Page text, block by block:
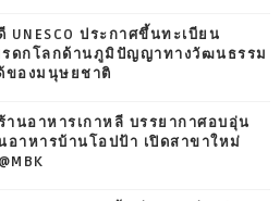
UNESCO ประกาศขึ้นทะเบียน
รดกโลกด้านภูมิปัญญาทางวัฒนธรรม
ของมนุษยชาติ
านอาหารเกาหลี บรรยากาศอบอุ่น
อาหารบ้านโอปป้า เปิดสาขาใหม่